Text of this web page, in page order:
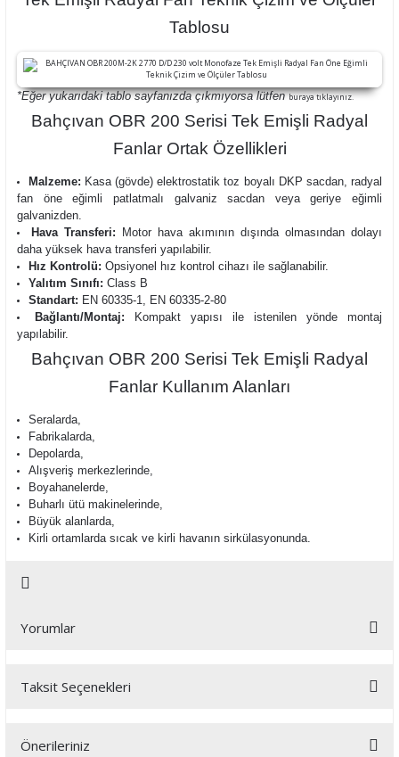
Tablosu
*Eğer yukarıdaki tablo sayfanızda çıkmıyorsa lütfenburaya tıklayınız.
Bahçıvan OBR 200 Serisi Tek Emişli Radyal
Fanlar Ortak Özellikleri
Malzeme: Kasa (gövde) elektrostatik toz boyalı DKP sacdan, radyal
fan öne eğimli patlatmalı galvaniz sacdan veya geriye eğimli
galvanizden.
Hava Transferi: Motor hava akımının dışında olmasından dolayı
daha yüksek hava transferi yapılabilir.
Hız Kontrolü: Opsiyonel hız kontrol cihazı ile sağlanabilir.
Yalıtım Sınıfı: Class B
Standart: EN 60335-1, EN 60335-2-80
Bağlantı/Montaj: Kompakt yapısı ile istenilen yönde montaj
yapılabilir.
Bahçıvan OBR 200 Serisi Tek Emişli Radyal
Fanlar Kullanım Alanları
Seralarda,
Fabrikalarda,
Depolarda,
Alışveriş merkezlerinde,
Boyahanelerde,
Buharlı ütü makinelerinde,
Büyük alanlarda,
Kirli ortamlarda sıcak ve kirli havanın sirkülasyonunda.
Yorumlar
Bu ürüne ilk yorumu siz yapın!
Taksit Seçenekleri
Önerileriniz